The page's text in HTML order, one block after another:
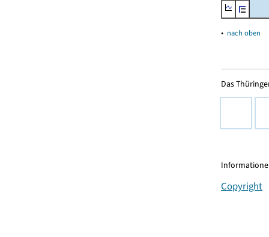
▴ nach oben
Das
Copyright